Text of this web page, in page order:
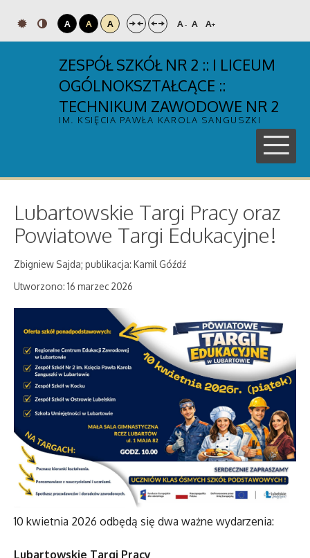
A A A A- A A+
ZESPÓŁ SZKÓŁ NR 2 :: I LICEUM
OGÓLNOKSZTAŁCĄCE ::
TECHNIKUM ZAWODOWE NR 2
IM. KSIĘCIA PAWŁA KAROLA SANGUSZKI
Lubartowskie Targi Pracy oraz
Powiatowe Targi Edukacyjne!
Zbigniew Sajda; publikacja: Kamil Góźdź
Utworzono: 16 marzec 2026
10 kwietnia 2026 odbędą się dwa ważne wydarzenia:
Lubartowskie Targi Pracy